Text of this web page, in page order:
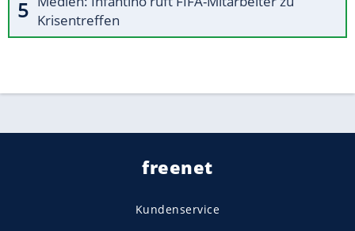
Krisentreffen
freenet
Kundenservice